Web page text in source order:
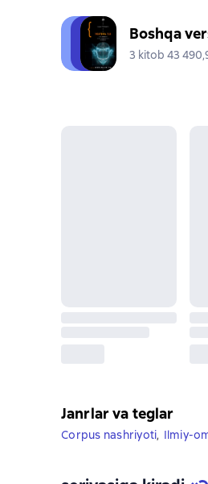
Boshqa
3 kitob 43
Janrlar va teglar
Corpus nashriyoti, Ilmiy-